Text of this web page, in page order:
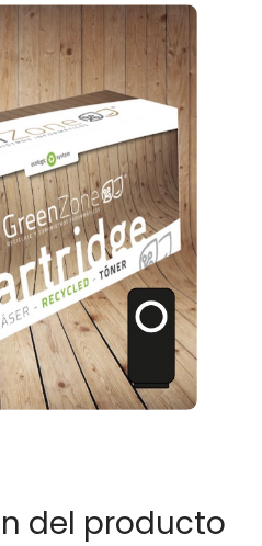
del producto